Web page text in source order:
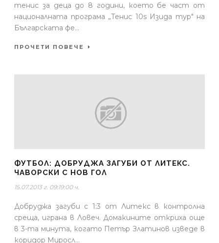
тенис за деца до 8 години, което бе част от
националната програма „Тенис 10s Изида тур" на
Българската фе...
ПРОЧЕТИ ПОВЕЧЕ
ФУТБОЛ: ДОБРУДЖА ЗАГУБИ ОТ ЛИТЕКС.
ЧАВОРСКИ С НОВ ГОЛ
15.07.2013 г. 09:19:00 ч.
Добруджа загуби с 1:3 от Литекс в контролна
среща, играна в Ловеч. Домакините откриха още
в 3-та минута, когато Петър Златинов изведе в
коридор Миросл...